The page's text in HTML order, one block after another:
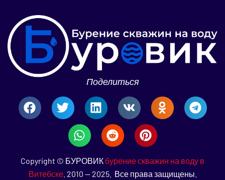
Поделиться
Copyright © БУРОВИК бурение скважин на воду в
Витебске. 2010 — 2025. Все права защищены.